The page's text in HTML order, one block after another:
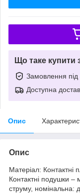
Що таке купити
Замовлення під
Доступна
Опис
Опис
Матеріал: Контактні
Контактні подушки –
струму, номінальна: